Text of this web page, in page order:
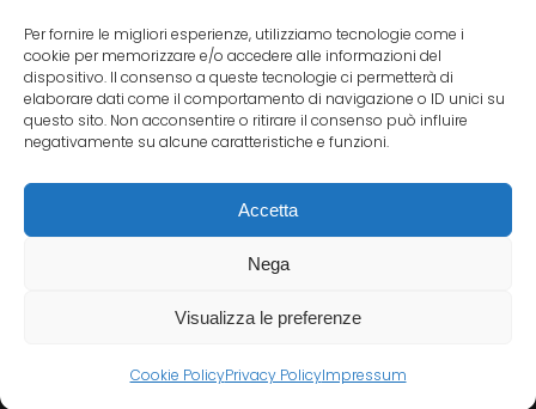
Per fornire le migliori esperienze, utilizziamo tecnologie come i
cookie per memorizzare e/o accedere alle informazioni del
dispositivo. Il consenso a queste tecnologie ci permetterà di
elaborare dati come il comportamento di navigazione o ID unici su
questo sito. Non acconsentire o ritirare il consenso può influire
negativamente su alcune caratteristiche e funzioni.
Accetta
Nega
Visualizza le preferenze
Cookie PolicyPrivacy PolicyImpressum
SEGUICI SUI NOSTRI SOCIAL
COPYRIGHT 2018-2025 PALLENIUM TOURISM
SRL
AGENZIA VIAGGI E TOUR OPERATOR – P.IVA: